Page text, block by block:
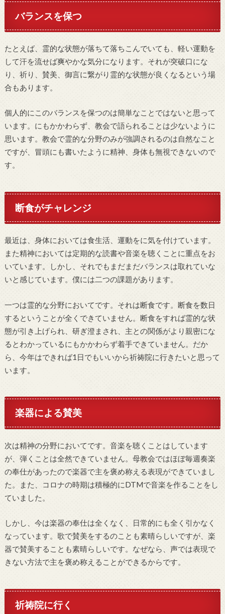
バランスを保つ
たとえば、霊的な状態が落ちて落ちこんでいても、軽い運動を
して汗を流せば爽やかな気分になります。それが突破口にな
り、祈り、賛美、御言に繋がり霊的な状態が良くなるという場
合もあります。
個人的にこのバランスを保つのは簡単なことではないと思って
います。にもかかわらず、教会で語られることは少ないように
思います。教会で霊的な分野のみが強調されるのは自然なこと
ですが、冒頭にも書いたように精神、身体も無視できないので
す。
断食がチャレンジ
最近は、身体においては食生活、運動をに気を付けています。
また精神においては定期的な読書や音楽を聴くことに重点をお
いています。しかし、それでもまだまだバランスは取れていな
いと感じています。僕には二つの課題があります。
一つは霊的な分野においてです。それは断食です。断食を数日
するということが全くできていません。断食をすれば霊的な状
態が引き上げられ、研ぎ澄まされ、主との関係がより親密にな
るとわかっているにもかかわらず着手できていません。だか
ら、今年はできれば1日でもいいから祈祷院に行きたいと思って
います。
楽器による賛美
次は精神の分野においてです。音楽を聴くことはしています
が、弾くことは全然できていません。母教会ではほぼ毎週奏楽
の奉仕があったので楽器で主を褒め称える表現ができていまし
た。また、コロナの時期は積極的にDTMで音楽を作ることをし
ていました。
しかし、今は楽器の奉仕は全くなく、日常的にも全く引かなく
なっています。歌で賛美をするのことも素晴らしいですが、楽
器で賛美することも素晴らしいです。なぜなら、声では表現で
きない方法で主を褒め称えることができるからです。
祈祷院に行く